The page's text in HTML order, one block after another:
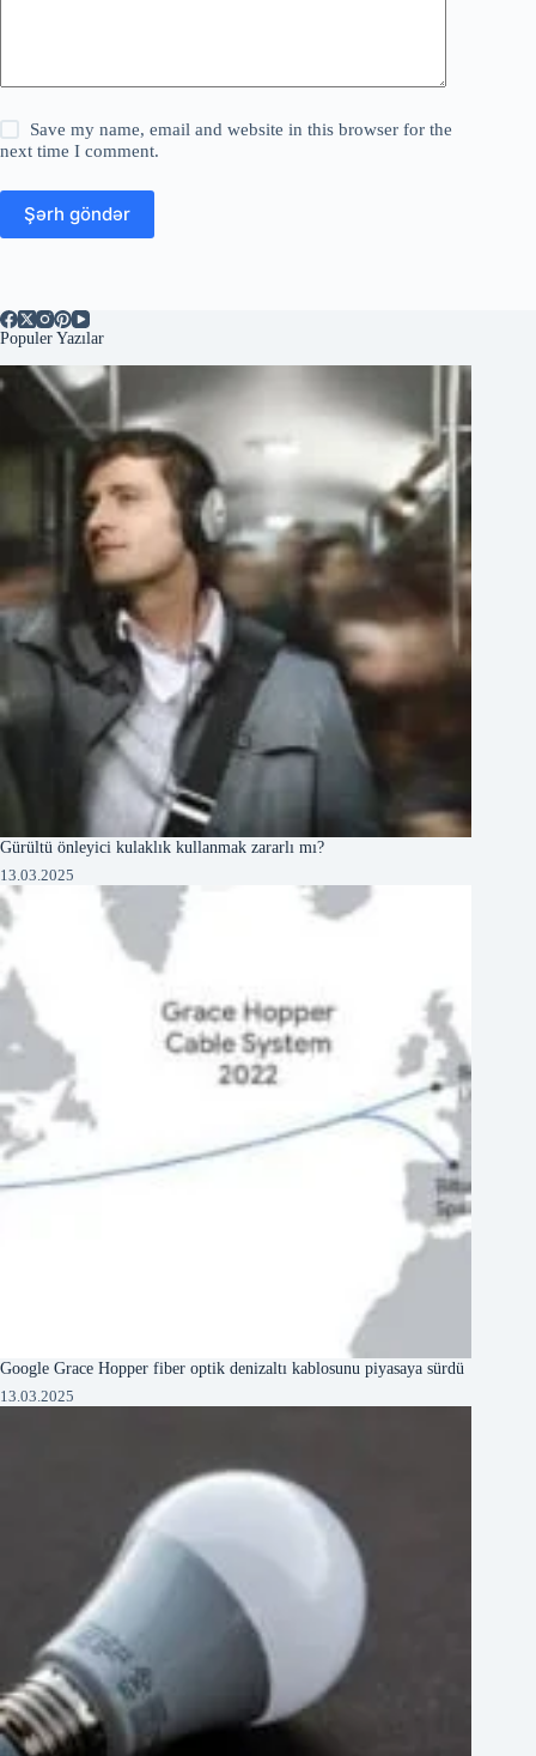
Save my name, email and website in this browser for the
next time I comment.
Şərh göndər
Populer Yazılar
Gürültü önleyici kulaklık kullanmak zararlı mı?
13.03.2025
Google Grace Hopper fiber optik denizaltı kablosunu piyasaya sürdü
13.03.2025